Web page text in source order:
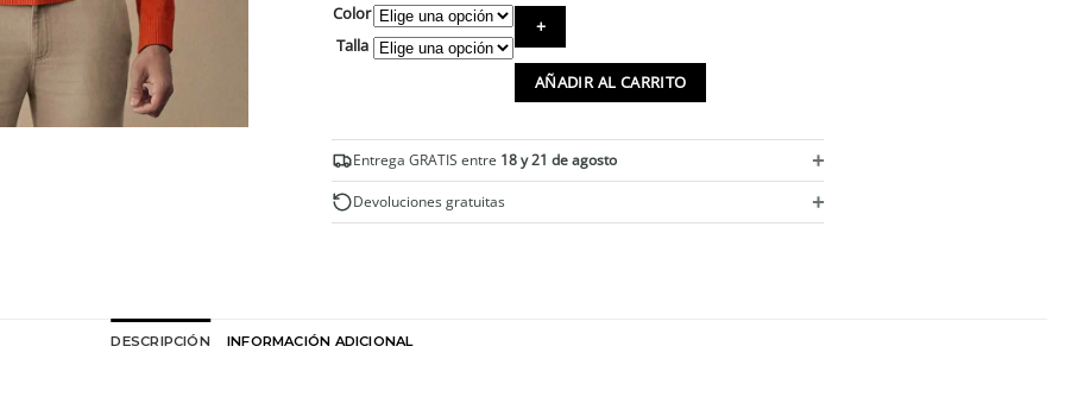
Color
Talla
Jersey
pico
con
ecológico
cantidad
AÑADIR AL CARRITO
Entrega GRATIS entre 18 y 21 de agosto +
Devoluciones gratuitas +
DESCRIPCIÓN INFORMACIÓN ADICIONAL